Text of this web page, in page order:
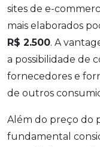
sites de e-
mais elaborados
R$ 2.500. A
a possibilidade de
fornecedores e
de outros
Além do preço do
fundamental